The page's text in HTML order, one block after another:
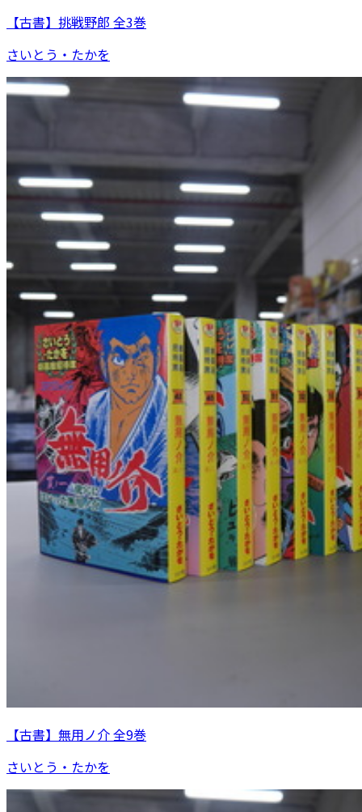
【古書】挑戦野郎 全3巻
さいとう・たかを
【古書】無用ノ介 全9巻
さいとう・たかを